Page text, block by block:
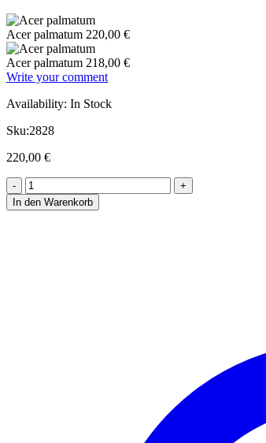
Acer palmatum 220,00 €
Acer palmatum 218,00 €
Write your comment
Availability: In Stock
Sku:2828
220,00 €
In den Warenkorb